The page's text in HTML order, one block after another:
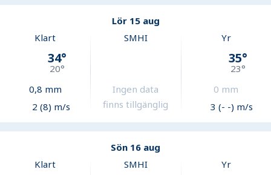
Lör 15 aug
Klart
34°
20°
0,8 mm
2 (8) m/s
SMHI
Ingen data
finns tillgänglig
Yr
35°
23°
0 mm
3 (- -) m/s
Sön 16 aug
Klart
SMHI Yr